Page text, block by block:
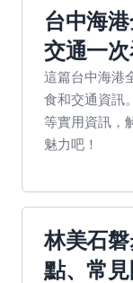
台中海
交通一
這篇台中海港
食和交通資訊
等實用資訊，
魅力吧！
林美石
點、常